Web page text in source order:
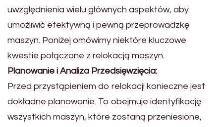
uwzględnienia wielu głównych aspektów, aby
umożliwić efektywną i pewną przeprowadzkę
maszyn. Poniżej omówimy niektóre kluczowe
kwestie połączone z relokacją maszyn.
Planowanie i Analiza Przedsięwzięcia:
Przed przystąpieniem do relokacji konieczne jest
dokładne planowanie. To obejmuje identyfikację
wszystkich maszyn, które zostaną przeniesione,